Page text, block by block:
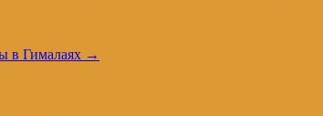
в Гималаях →